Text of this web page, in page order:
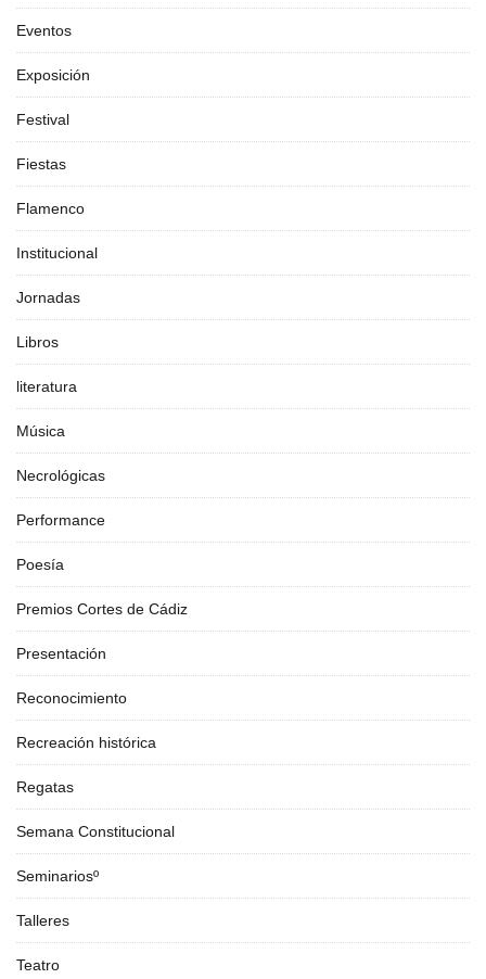
Eventos
Exposición
Festival
Fiestas
Flamenco
Institucional
Jornadas
Libros
literatura
Música
Necrológicas
Performance
Poesía
Premios Cortes de Cádiz
Presentación
Reconocimiento
Recreación histórica
Regatas
Semana Constitucional
Seminariosº
Talleres
Teatro